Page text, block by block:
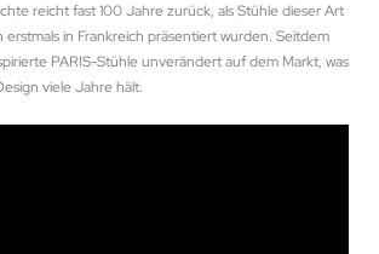
reicht fast 100 Jahre zurück, als Stühle dieser Art
in Frankreich präsentiert wurden. Seitdem
PARIS-Stühle unverändert auf dem Markt, was
viele Jahre hält.